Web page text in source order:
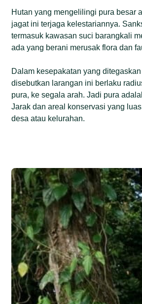
Hutan yang mengelilingi pura besar
jagat ini terjaga kelestariannya.
termasuk kawasan suci barangkali
ada yang berani merusak flora dan
Dalam kesepakatan yang
disebutkan larangan ini berlaku
pura, ke segala arah. Jadi pura
Jarak dan areal konservasi yang
desa atau kelurahan.